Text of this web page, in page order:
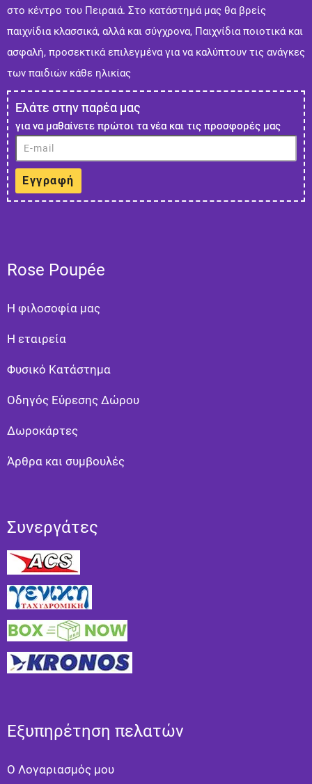
στο κέντρο του Πειραιά. Στo κατάστημά μας θα βρείς
παιχνίδια κλασσικά, αλλά και σύγχρονα, Παιχνίδια ποιοτικά και
ασφαλή, προσεκτικά επιλεγμένα για να καλύπτουν τις ανάγκες
των παιδιών κάθε ηλικίας
Ελάτε στην παρέα μας
για να μαθαίνετε πρώτοι τα νέα και τις προσφορές μας
Εγγραφή
Rose Poupée
Η φιλοσοφία μας
Η εταιρεία
Φυσικό Κατάστημα
Οδηγός Εύρεσης Δώρου
Δωροκάρτες
Άρθρα και συμβουλές
Συνεργάτες
Εξυπηρέτηση πελατών
Ο Λογαριασμός μου